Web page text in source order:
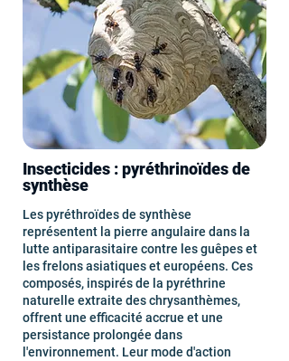
Insecticides : pyréthrinoïdes de
synthèse
Les pyréthroïdes de synthèse
représentent la pierre angulaire dans la
lutte antiparasitaire contre les guêpes et
les frelons asiatiques et européens. Ces
composés, inspirés de la pyréthrine
naturelle extraite des chrysanthèmes,
offrent une efficacité accrue et une
persistance prolongée dans
l'environnement. Leur mode d'action